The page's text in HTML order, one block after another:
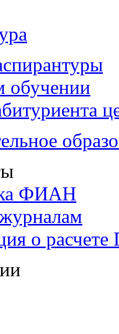
обучении
ФИАН
о